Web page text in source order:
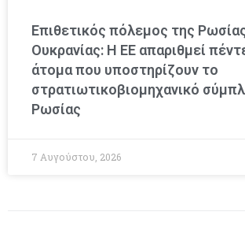
Επιθετικός πόλεμος της
Ουκρανίας: Η ΕΕ απαριθμεί
άτομα που υποστηρίζουν το
στρατιωτικοβιομηχανικό
Ρωσίας
7 Αυγούστου, 2026